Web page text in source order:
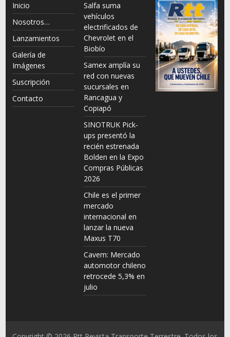
Inicio
Nosotros…
Lanzamientos
Galería de
Imágenes
Suscripción
Contacto
Salfa suma
vehículos
electrificados de
Chevrolet en el
Biobío
Samex amplía su
red con nuevas
sucursales en
Rancagua y
Copiapó
SINOTRUK Pick-
ups presentó la
recién estrenada
Bolden en la Expo
Compras Públicas
2026
Chile es el primer
mercado
internacional en
lanzar la nueva
Maxus T70
Cavem: Mercado
automotor chileno
retrocede 5,3% en
julio